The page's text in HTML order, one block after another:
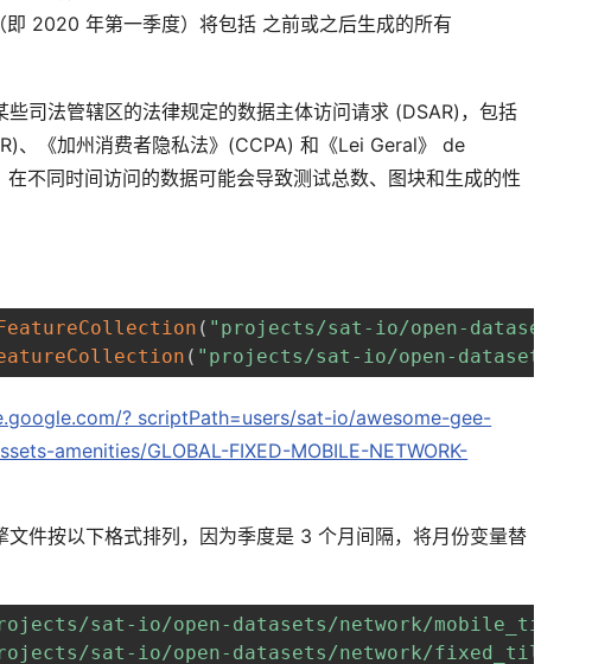
即 2020 年第一季度）将包括 之前或之后生成的所有
司法管辖区的法律规定的数据主体访问请求 (DSAR)，包括
、《加州消费者隐私法》(CCPA) 和《Lei Geral》 de
不同时间访问的数据可能会导致测试总数、图块和生成的性
( "projects/sat-io/open-datasets/
( "projects/sat-io/open-datasets/
? scriptPath=users/sat-io/awesome-gee-
amenities/GLOBAL-FIXED-MOBILE-NETWORK-
件按以下格式排列，因为季度是 3 个月间隔，将月份变量替
sat-io/open-datasets/network/mobile_tiles/
sat-io/open-datasets/network/fixed_tiles/